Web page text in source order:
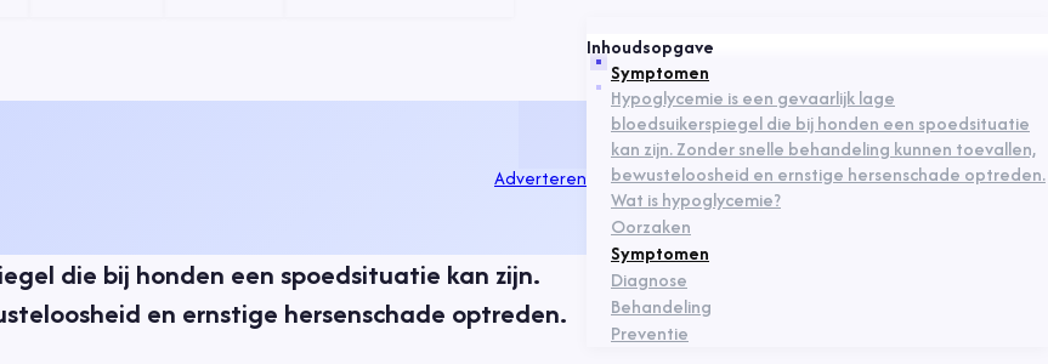
Adverteren
die bij honden een spoedsituatie kan zijn.
en ernstige hersenschade optreden.
Inhoudsopgave
Symptomen
Hypoglycemie is een gevaarlijk lage
bloedsuikerspiegel die bij honden een spoedsituatie
kan zijn. Zonder snelle behandeling kunnen toevallen,
bewusteloosheid en ernstige hersenschade optreden.
Wat is hypoglycemie?
Oorzaken
Symptomen
Diagnose
Behandeling
Preventie